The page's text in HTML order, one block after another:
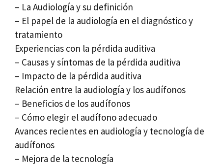
– La Audiología y su definición
– El papel de la audiología en el diagnóstico y
tratamiento
Experiencias con la pérdida auditiva
– Causas y síntomas de la pérdida auditiva
– Impacto de la pérdida auditiva
Relación entre la audiología y los audífonos
– Beneficios de los audífonos
– Cómo elegir el audífono adecuado
Avances recientes en audiología y tecnología de
audífonos
– Mejora de la tecnología